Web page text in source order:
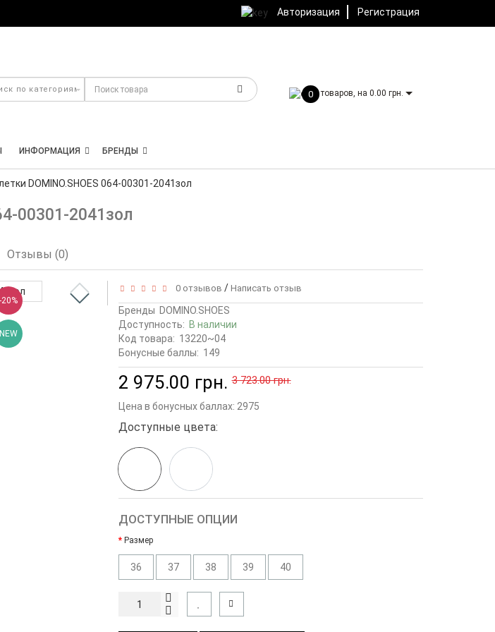
Авторизация Регистрация
0 товаров, на 0.00 грн.
ИНФОРМАЦИЯ БРЕНДЫ
DOMINO.SHOES 064-00301-2041зол
00301-2041зол
Отзывы (0)
-20%
NEW
0 отзывов / Написать отзыв
Бренды DOMINO.SHOES
Доступность: В наличии
Код товара: 13220~04
Бонусные баллы: 149
2 975.00 грн. 3 723.00 грн.
Цена в бонусных баллах: 2975
Доступные цвета:
ДОСТУПНЫЕ ОПЦИИ
Размер
36 37 38 39 40